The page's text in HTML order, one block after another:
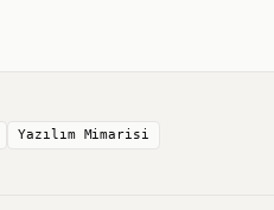
Yazılım Mimarisi